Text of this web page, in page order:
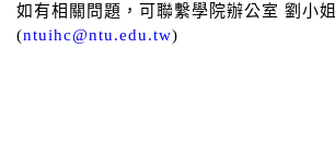
如有相關問題，可聯繫學院辦公室 劉小姐
(ntuihc@ntu.edu.tw)